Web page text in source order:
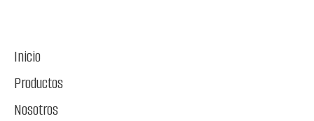
Inicio
Productos
Nosotros